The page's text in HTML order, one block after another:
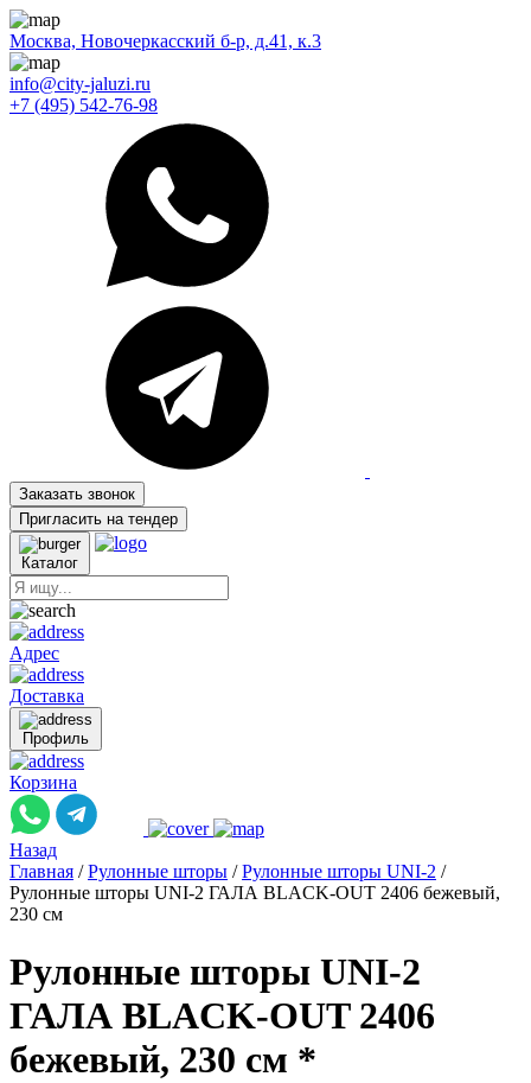
Москва, Новочеркасский б-р, д.41, к.3
info@city-jaluzi.ru
+7 (495) 542-76-98
Заказать звонок
Пригласить на тендер
Каталог
Адрес
Доставка
Профиль
Корзина
Назад
Главная / Рулонные шторы / Рулонные шторы UNI-2 /
Рулонные шторы UNI-2 ГАЛА BLACK-OUT 2406 бежевый,
230 см
Рулонные шторы UNI-2
ГАЛА BLACK-OUT 2406
бежевый, 230 см *